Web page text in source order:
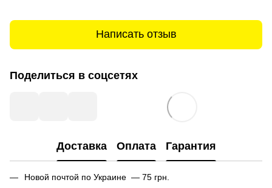
Написать отзыв
Поделиться в соцсетях
Доставка Оплата Гарантия
Новой почтой по Украине — 75 грн.